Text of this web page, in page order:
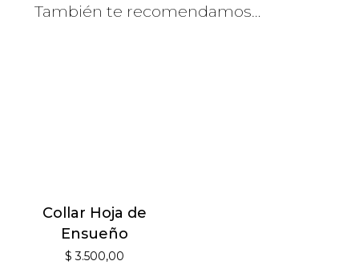
También te recomendamos…
Collar Hoja de
Ensueño
$ 3.500,00